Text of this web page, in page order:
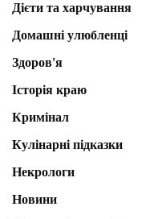
Дієти та харчування
Домашні улюбленці
Здоров'я
Історія краю
Кримінал
Кулінарні підказки
Некрологи
Новини